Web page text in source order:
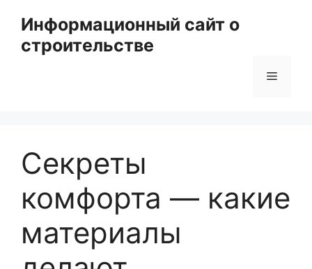
содержимому
Информационный сайт о
строительстве
Меню
Секреты
комфорта — какие
материалы